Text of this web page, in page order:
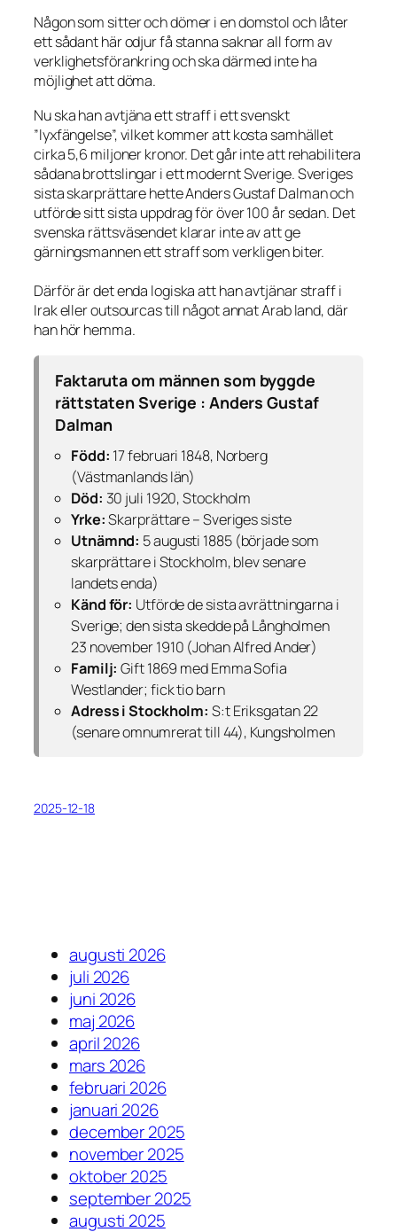
Någon som sitter och dömer i en domstol och låter
ett sådant här odjur få stanna saknar all form av
verklighetsförankring och ska därmed inte ha
möjlighet att döma.
Nu ska han avtjäna ett straff i ett svenskt
”lyxfängelse”, vilket kommer att kosta samhället
cirka 5,6 miljoner kronor. Det går inte att rehabilitera
sådana brottslingar i ett modernt Sverige. Sveriges
sista skarprättare hette Anders Gustaf Dalman och
utförde sitt sista uppdrag för över 100 år sedan. Det
svenska rättsväsendet klarar inte av att ge
gärningsmannen ett straff som verkligen biter.
Därför är det enda logiska att han avtjänar straff i
Irak eller outsourcas till något annat Arab land, där
han hör hemma.
Faktaruta om männen som byggde
rättstaten Sverige : Anders Gustaf
Dalman
Född: 17 februari 1848, Norberg
(Västmanlands län)
Död: 30 juli 1920, Stockholm
Yrke:Skarprättare – Sveriges siste
Utnämnd: 5 augusti 1885 (började som
skarprättare i Stockholm, blev senare
landets enda)
Känd för: Utförde de sista avrättningarna i
Sverige; den sista skedde på Långholmen
23 november 1910 (Johan Alfred Ander)
Familj: Gift 1869 med Emma Sofia
Westlander; fick tio barn
Adress i Stockholm: S:t Eriksgatan 22
(senare omnumrerat till 44), Kungsholmen
2025-12-18
augusti 2026
juli 2026
juni 2026
maj 2026
april 2026
mars 2026
februari 2026
januari 2026
december 2025
november 2025
oktober 2025
september 2025
augusti 2025